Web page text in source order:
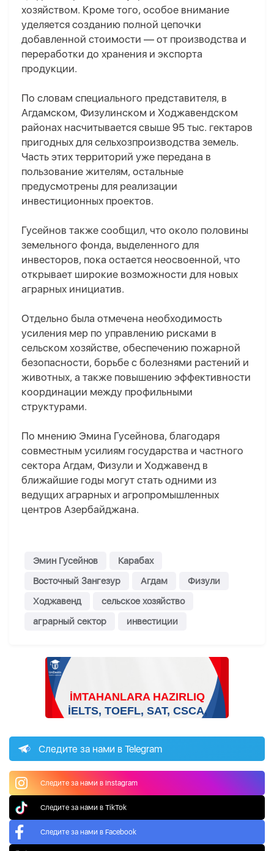
хозяйством. Кроме того, особое внимание
уделяется созданию полной цепочки
добавленной стоимости — от производства и
переработки до хранения и экспорта
продукции.
По словам специального представителя, в
Агдамском, Физулинском и Ходжавендском
районах насчитывается свыше 95 тыс. гектаров
пригодных для сельхозпроизводства земель.
Часть этих территорий уже передана в
пользование жителям, остальные
предусмотрены для реализации
инвестиционных проектов.
Гусейнов также сообщил, что около половины
земельного фонда, выделенного для
инвесторов, пока остается неосвоенной, что
открывает широкие возможности для новых
аграрных инициатив.
Отдельно была отмечена необходимость
усиления мер по управлению рисками в
сельском хозяйстве, обеспечению пожарной
безопасности, борьбе с болезнями растений и
животных, а также повышению эффективности
координации между профильными
структурами.
По мнению Эмина Гусейнова, благодаря
совместным усилиям государства и частного
сектора Агдам, Физули и Ходжавенд в
ближайшие годы могут стать одними из
ведущих аграрных и агропромышленных
центров Азербайджана.
Эмин Гусейнов
Карабах
Восточный Зангезур
Агдам
Физули
Ходжавенд
сельское хозяйство
аграрный сектор
инвестиции
Следите за нами в Telegram
Следите за нами в Instagram
Следите за нами в TikTok
Следите за нами в Facebook